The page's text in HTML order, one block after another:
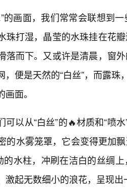
的画面，我们常常会联想到
珠打湿，晶莹的水珠挂在花
落而下。又或许是清晨，窗
便是天然的“白丝”，而露珠
面。
可以从“白丝”的🔥材质和“喷
的水雾笼罩，它会变得更加
的水柱，冲刷在洁白的丝绸
激起无数细小的浪花，呈现出